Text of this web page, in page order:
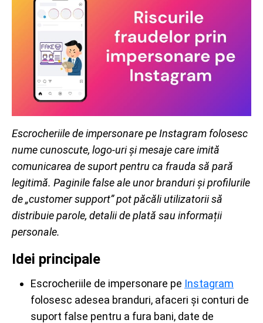
Escrocheriile de impersonare pe Instagram folosesc
nume cunoscute, logo-uri și mesaje care imită
comunicarea de suport pentru ca frauda să pară
legitimă. Paginile false ale unor branduri și profilurile
de „customer support” pot păcăli utilizatorii să
distribuie parole, detalii de plată sau informații
personale.
Idei principale
Escrocheriile de impersonare pe Instagram
folosesc adesea branduri, afaceri și conturi de
suport false pentru a fura bani, date de